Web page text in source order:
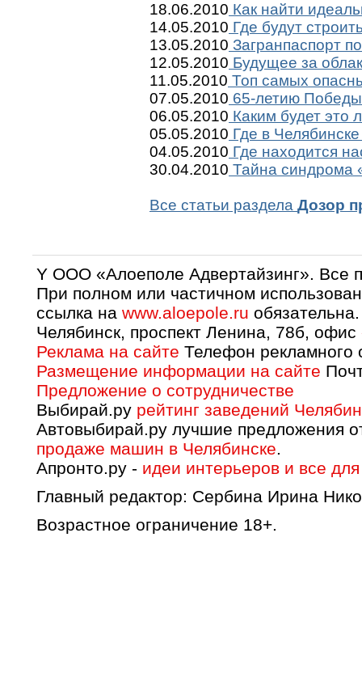
18.06.2010 Как найти
14.05.2010 Где будут
13.05.2010 Загранпаспорт
12.05.2010 Будущее за
11.05.2010 Топ самых
07.05.2010 65-летию
06.05.2010 Каким будет это
05.05.2010 Где в
04.05.2010 Где находится
30.04.2010 Тайна синдрома
Все статьи раздела Дозор
Y OOO «Алоеполе Адвертайзинг».
При полном или частичном
ссылка на www.aloepole.ru обязательна.
Челябинск, проспект Ленина, 78б, офис
Реклама на сайте Телефон рекламного
Размещение информации на сайте
Предложение о сотрудничестве
Выбирай.ру рейтинг заведений
Автовыбирай.ру лучшие предложения
продаже машин в Челябинске.
Апронто.ру - идеи интерьеров и все
Главный редактор: Сербина Ирина
Возрастное ограничение 18+.